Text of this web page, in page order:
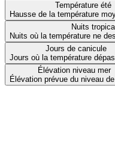
Température été
Hausse de la température
Nuits
Nuits où la température ne
Jours de canicule
Jours où la température
Élévation niveau mer
Élévation prévue du niveau